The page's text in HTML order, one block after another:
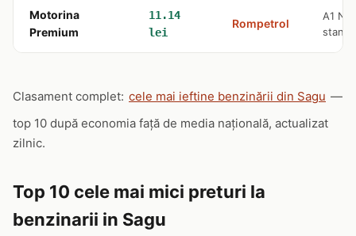
Motorina
Premium
11.14
lei
Rompetrol
A1
stanga
Clasament complet: cele mai ieftine benzinării din Sagu —
top 10 după economia față de media națională, actualizat
zilnic.
Top 10 cele mai mici preturi la
benzinarii in Sagu